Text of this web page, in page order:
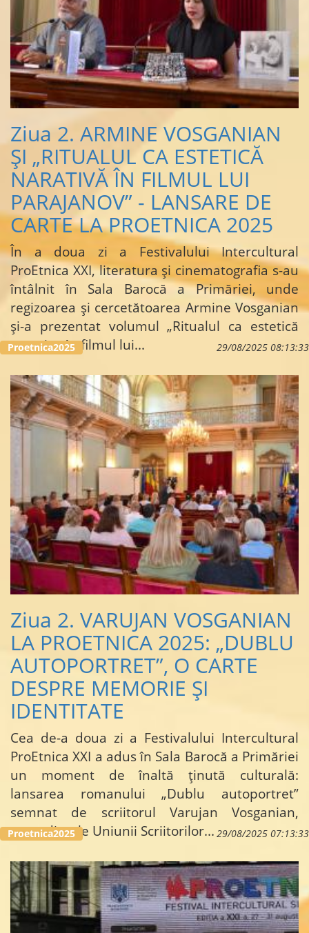
Ziua 2. ARMINE VOSGANIAN
ȘI „RITUALUL CA ESTETICĂ
NARATIVĂ ÎN FILMUL LUI
PARAJANOV” - LANSARE DE
CARTE LA PROETNICA 2025
În a doua zi a Festivalului Intercultural
ProEtnica XXI, literatura și cinematografia s-au
întâlnit în Sala Barocă a Primăriei, unde
regizoarea și cercetătoarea Armine Vosganian
și-a prezentat volumul „Ritualul ca estetică
narativă în filmul lui...
29/08/2025 08:13:33
Proetnica2025
Ziua 2. VARUJAN VOSGANIAN
LA PROETNICA 2025: „DUBLU
AUTOPORTRET”, O CARTE
DESPRE MEMORIE ȘI
IDENTITATE
Cea de-a doua zi a Festivalului Intercultural
ProEtnica XXI a adus în Sala Barocă a Primăriei
un moment de înaltă ținută culturală:
lansarea romanului „Dublu autoportret”
semnat de scriitorul Varujan Vosganian,
președintele Uniunii Scriitorilor... 29/08/2025 07:13:33
Proetnica2025